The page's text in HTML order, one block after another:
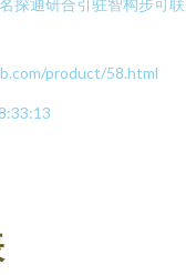
探通研合引驻智构步可
product/58.html